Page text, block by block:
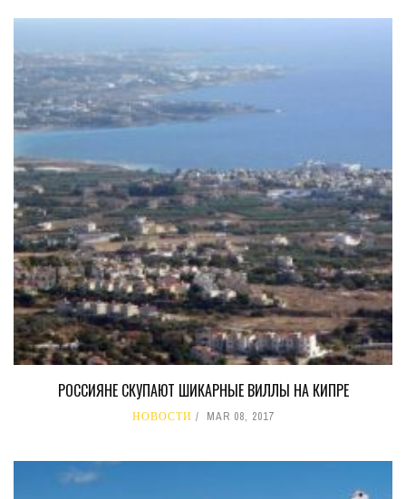
РОССИЯНЕ СКУПАЮТ ШИКАРНЫЕ ВИЛЛЫ НА КИПРЕ
НОВОСТИ MAR 08, 2017